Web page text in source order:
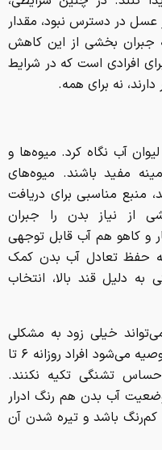
عسل در دسترس نبود، مقدار
جبران بخشی از این کاهش
افرادی است که در شرایط
نه برای همه.
آب نگاه کرد. میوه‌ها و
مفید باشند. میوه‌های
منبع مناسبی برای دریافت
از نیاز بدن را جبران
و کاهو هم آب قابل توجهی
به حفظ تعادل آب بدن کمک
به دلیل قند بالا، انتخاب
خیلی زود به مشکلی
جدی تبدیل شود. به همین دلیل توصیه می‌شود افراد روزانه ۶ تا
تشنگی تکیه نکنند.
آب بدن هم رنگ ادرار
کم‌رنگ باشد و تیره شدن آن